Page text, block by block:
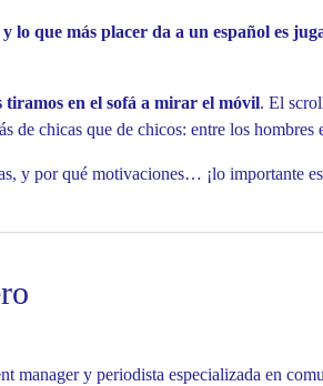
lo que más placer da a un español es
tiramos en el sofá a mirar el móvil. El
de chicas que de chicos: entre los
y por qué motivaciones… ¡lo
manager y periodista especializada en